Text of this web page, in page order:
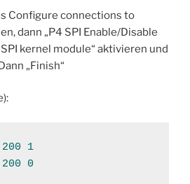
Configure connections to
dann „P4 SPI Enable/Disable
kernel module“ aktivieren und
„Finish“
200
1
200 0